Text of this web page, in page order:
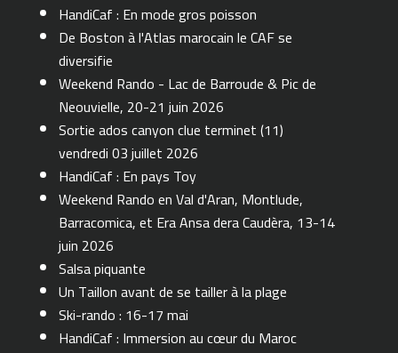
HandiCaf : En mode gros poisson
De Boston à l'Atlas marocain le CAF se
diversifie
Weekend Rando - Lac de Barroude & Pic de
Neouvielle, 20-21 juin 2026
Sortie ados canyon clue terminet (11)
vendredi 03 juillet 2026
HandiCaf : En pays Toy
Weekend Rando en Val d'Aran, Montlude,
Barracomica, et Era Ansa dera Caudèra, 13-14
juin 2026
Salsa piquante
Un Taillon avant de se tailler à la plage
Ski-rando : 16-17 mai
HandiCaf : Immersion au cœur du Maroc